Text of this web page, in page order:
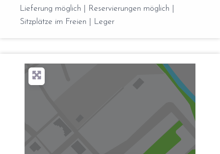
Lieferung möglich | Reservierungen möglich |
Sitzplätze im Freien | Leger